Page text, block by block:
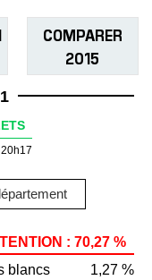
COMPARER
2015
: 70,27 %
blancs
1,27 %